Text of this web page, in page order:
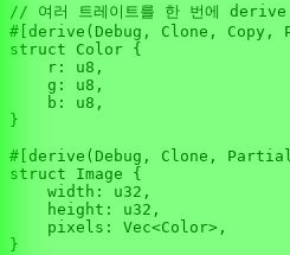
// 여러 트레이트를 한 번에 derive
#[derive(Debug, Clone, Copy,
struct
Color {
    r:
u8 ,
    g:
u8 ,
    b:
u8 ,
}
#[derive(Debug, Clone,
struct
Image {
    width:
u32 ,
    height:
u32 ,
    pixels:
Vec<Color>,
}